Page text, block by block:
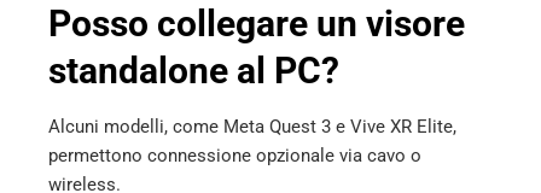
Posso collegare un visore
standalone al PC?
Alcuni modelli, come Meta Quest 3 e Vive XR Elite,
permettono connessione opzionale via cavo o
wireless.